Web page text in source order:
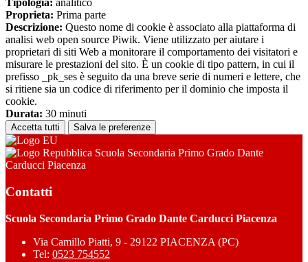
Tipologia: analitico
Proprieta: Prima parte
Descrizione: Questo nome di cookie è associato alla piattaforma di
analisi web open source Piwik. Viene utilizzato per aiutare i
proprietari di siti Web a monitorare il comportamento dei visitatori e
misurare le prestazioni del sito. È un cookie di tipo pattern, in cui il
prefisso _pk_ses è seguito da una breve serie di numeri e lettere, che
si ritiene sia un codice di riferimento per il dominio che imposta il
cookie.
Durata: 30 minuti
Accetta tutti Salva le preferenze
Scuola Secondaria Primo Grado Dante
Carducci Piacenza
Contatti
Scuola Secondaria Primo Grado Dante Carducci Piacenza
Via Camillo Piatti, 9 - 29122 PIACENZA (PC)
Tel: 0523 754552